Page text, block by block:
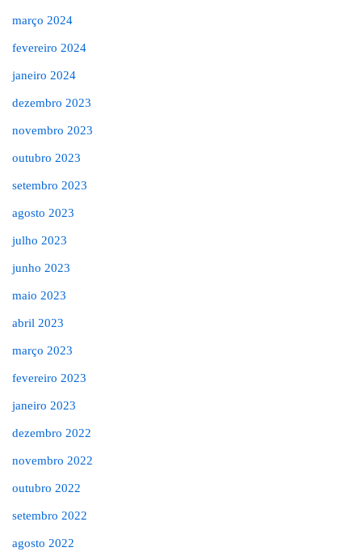
março 2024
fevereiro 2024
janeiro 2024
dezembro 2023
novembro 2023
outubro 2023
setembro 2023
agosto 2023
julho 2023
junho 2023
maio 2023
abril 2023
março 2023
fevereiro 2023
janeiro 2023
dezembro 2022
novembro 2022
outubro 2022
setembro 2022
agosto 2022